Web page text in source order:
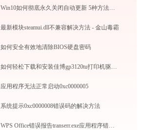
Win10如何彻底永久关闭自动更新 5种方法教你永久关闭win10自动更新
最新模块steamui.dll不兼容解决方法 - 金山毒霸
如何安全有效地清除BIOS硬盘密码
如何轻松下载和安装佳博gp3120tu打印机驱动？跟着这篇指南走
应用程序无法正常启动0xc0000005
系统提示0xc0000008错误码的解决方法
WPS Office错误报告transerr.exe应用程序错误0xc000000d解决方法